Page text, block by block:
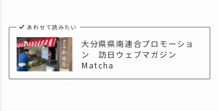
あわせて読みたい
大分県県南連合プロモーショ
ン 訪日ウェブマガジン
Matcha